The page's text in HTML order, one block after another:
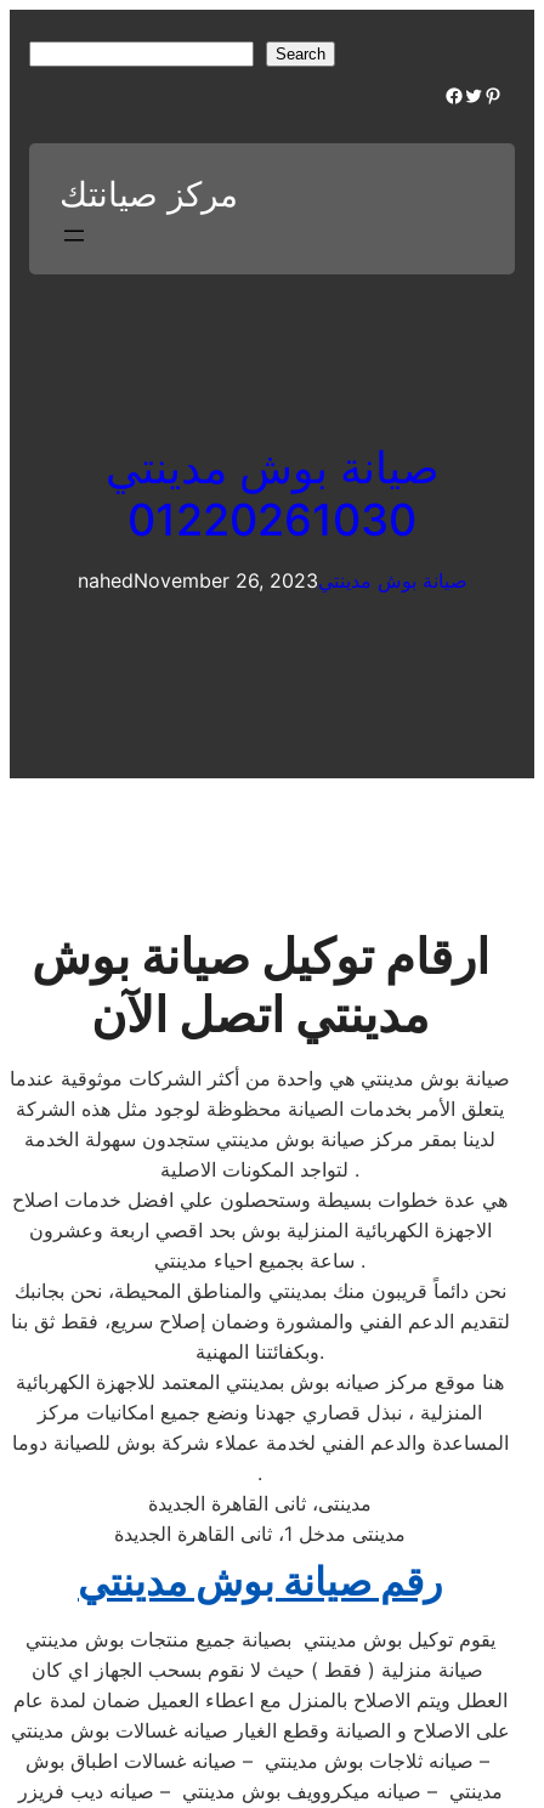
r
Search
Facebook Twitter Pinterest
مركز صيانتك
صيانة بوش مدينتي
01220261030
nahedNovember 26, 2023صيانة بوش مدينتي
ارقام توكيل صيانة بوش
مدينتي اتصل الآن
صيانة بوش مدينتي هي واحدة من أكثر الشركات موثوقية عندما
يتعلق الأمر بخدمات الصيانة محظوظة لوجود مثل هذه الشركة
لدينا بمقر مركز صيانة بوش مدينتي ستجدون سهولة الخدمة
لتواجد المكونات الاصلية .
هي عدة خطوات بسيطة وستحصلون علي افضل خدمات اصلاح
الاجهزة الكهربائية المنزلية بوش بحد اقصي اربعة وعشرون
ساعة بجميع احياء مدينتي .
نحن دائماً قريبون منك بمدينتي والمناطق المحيطة، نحن بجانبك
لتقديم الدعم الفني والمشورة وضمان إصلاح سريع، فقط ثق بنا
وبكفائتنا المهنية.
هنا موقع مركز صيانه بوش بمدينتي المعتمد للاجهزة الكهربائية
المنزلية ، نبذل قصاري جهدنا ونضع جميع امكانيات مركز
المساعدة والدعم الفني لخدمة عملاء شركة بوش للصيانة دوما
.
مدينتى، ثانى القاهرة الجديدة
مدينتى مدخل 1، ثانى القاهرة الجديدة
رقم صيانة بوش مدينتي
يقوم توكيل بوش مدينتي بصيانة جميع منتجات بوش مدينتي
صيانة منزلية ( فقط ) حيث لا نقوم بسحب الجهاز اي كان
العطل ويتم الاصلاح بالمنزل مع اعطاء العميل ضمان لمدة عام
على الاصلاح و الصيانة وقطع الغيار صيانه غسالات بوش مدينتي
– صيانه ثلاجات بوش مدينتي – صيانه غسالات اطباق بوش
مدينتي – صيانه ميكروويف بوش مدينتي – صيانه ديب فريزر